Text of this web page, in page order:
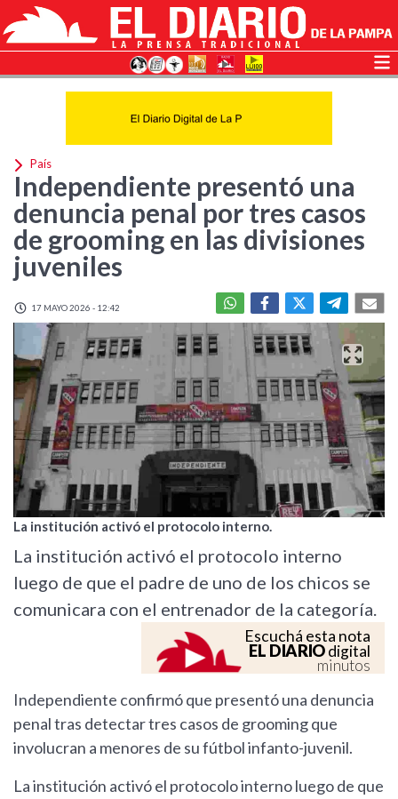
País
Independiente presentó una
denuncia penal por tres casos
de grooming en las divisiones
juveniles
17 MAYO 2026 - 12:42
La institución activó el protocolo interno.
La institución activó el protocolo interno
luego de que el padre de uno de los chicos se
comunicara con el entrenador de la categoría.
Escuchá esta nota
EL DIARIOdigital
minutos
Independiente confirmó que presentó una denuncia
penal tras detectar tres casos de grooming que
involucran a menores de su fútbol infanto-juvenil.
La institución activó el protocolo interno luego de que